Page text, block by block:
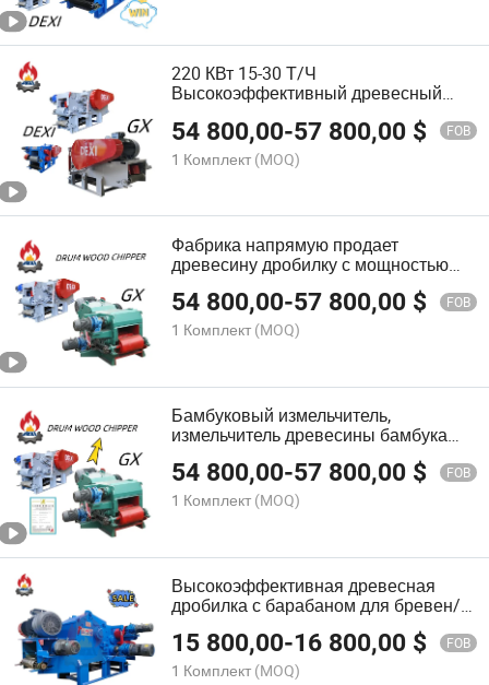
220 КВт 15-30 Т/Ч
Высокоэффективный древесный
54 800,00-57 800,00 $ FOB
1 Комплект (MOQ)
Фабрика напрямую продает
древесину дробилку с мощностью
54 800,00-57 800,00 $ FOB
1 Комплект (MOQ)
Бамбуковый измельчитель,
измельчитель древесины бамбука
для чипсов с мощностью 15-30 т/ч
54 800,00-57 800,00 $ FOB
1 Комплект (MOQ)
Высокоэффективная древесная
дробилка с барабаном для бревен/
15 800,00-16 800,00 $ FOB
1 Комплект (MOQ)